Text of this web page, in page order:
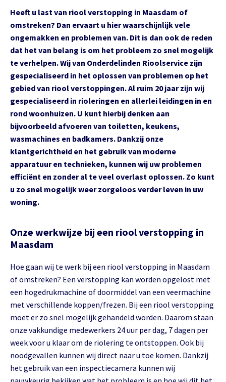
Heeft u last van riool verstopping in Maasdam of
omstreken? Dan ervaart u hier waarschijnlijk vele
ongemakken en problemen van. Dit is dan ook de reden
dat het van belang is om het probleem zo snel mogelijk
te verhelpen. Wij van Onderdelinden Rioolservice zijn
gespecialiseerd in het oplossen van problemen op het
gebied van riool verstoppingen. Al ruim 20 jaar zijn wij
gespecialiseerd in rioleringen en allerlei leidingen in en
rond woonhuizen. U kunt hierbij denken aan
bijvoorbeeld afvoeren van toiletten, keukens,
wasmachines en badkamers. Dankzij onze
klantgerichtheid en het gebruik van moderne
apparatuur en technieken, kunnen wij uw problemen
efficiënt en zonder al te veel overlast oplossen. Zo kunt
u zo snel mogelijk weer zorgeloos verder leven in uw
woning.
Onze werkwijze bij een riool verstopping in
Maasdam
Hoe gaan wij te werk bij een riool verstopping in Maasdam
of omstreken? Een verstopping kan worden opgelost met
een hogedrukmachine of doormiddel van een veermachine
met verschillende koppen/frezen. Bij een riool verstopping
moet er zo snel mogelijk gehandeld worden. Daarom staan
onze vakkundige medewerkers 24 uur per dag, 7 dagen per
week voor u klaar om de riolering te ontstoppen. Ook bij
noodgevallen kunnen wij direct naar u toe komen. Dankzij
het gebruik van een inspectiecamera kunnen wij